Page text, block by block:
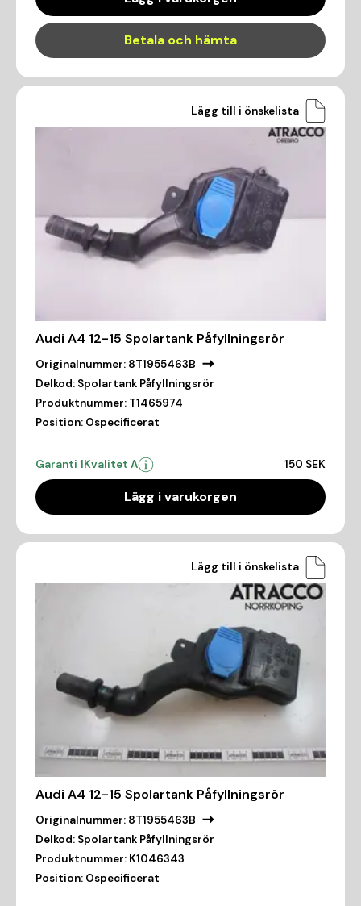
Betala och hämta
Lägg till i önskelista
Audi A4 12-15 Spolartank Påfyllningsrör
Originalnummer: 8T1955463B
Delkod: Spolartank Påfyllningsrör
Produktnummer: T1465974
Position: Ospecificerat
Garanti 1Kvalitet A 150 SEK
Lägg i varukorgen
Lägg till i önskelista
Audi A4 12-15 Spolartank Påfyllningsrör
Originalnummer: 8T1955463B
Delkod: Spolartank Påfyllningsrör
Produktnummer: K1046343
Position: Ospecificerat